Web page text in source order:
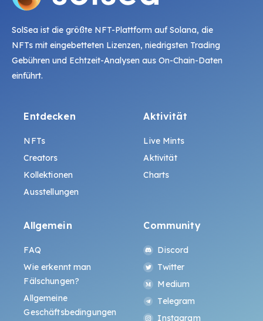
SolSea ist die größte NFT-Plattform auf Solana, die
NFTs mit eingebetteten Lizenzen, niedrigsten Trading
Gebühren und Echtzeit-Analysen aus On-Chain-Daten
einführt.
Entdecken
NFTs
Creators
Kollektionen
Ausstellungen
Aktivität
Live Mints
Aktivität
Charts
Allgemein
FAQ
Wie erkennt man
Fälschungen?
Allgemeine
Geschäftsbedingungen
Community
Discord
Twitter
Medium
Telegram
Instagram